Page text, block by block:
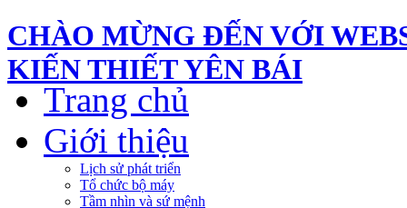
CHÀO MỪNG ĐẾN VỚI
KIẾN THIẾT YÊN BÁI
Trang chủ
Giới thiệu
Lịch sử phát triển
Tổ chức bộ máy
Tầm nhìn và sứ mệnh